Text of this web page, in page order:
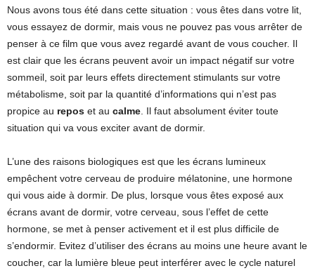
Nous avons tous été dans cette situation : vous êtes dans votre lit,
vous essayez de dormir, mais vous ne pouvez pas vous arrêter de
penser à ce film que vous avez regardé avant de vous coucher. Il
est clair que les écrans peuvent avoir un impact négatif sur votre
sommeil, soit par leurs effets directement stimulants sur votre
métabolisme, soit par la quantité d’informations qui n’est pas
propice au repos et au calme. Il faut absolument éviter toute
situation qui va vous exciter avant de dormir.
L’une des raisons biologiques est que les écrans lumineux
empêchent votre cerveau de produire mélatonine, une hormone
qui vous aide à dormir. De plus, lorsque vous êtes exposé aux
écrans avant de dormir, votre cerveau, sous l’effet de cette
hormone, se met à penser activement et il est plus difficile de
s’endormir. Evitez d’utiliser des écrans au moins une heure avant le
coucher, car la lumière bleue peut interférer avec le cycle naturel